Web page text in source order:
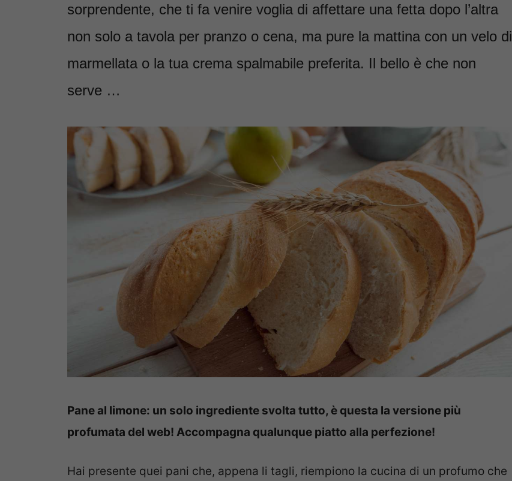
sorprendente, che ti fa venire voglia di affettare una fetta dopo l’altra
non solo a tavola per pranzo o cena, ma pure la mattina con un velo di
marmellata o la tua crema spalmabile preferita. Il bello è che non
serve …
Pane al limone: un solo ingrediente svolta tutto, è questa la versione più
profumata del web! Accompagna qualunque piatto alla perfezione!
Hai presente quei pani che, appena li tagli, riempiono la cucina di un profumo che